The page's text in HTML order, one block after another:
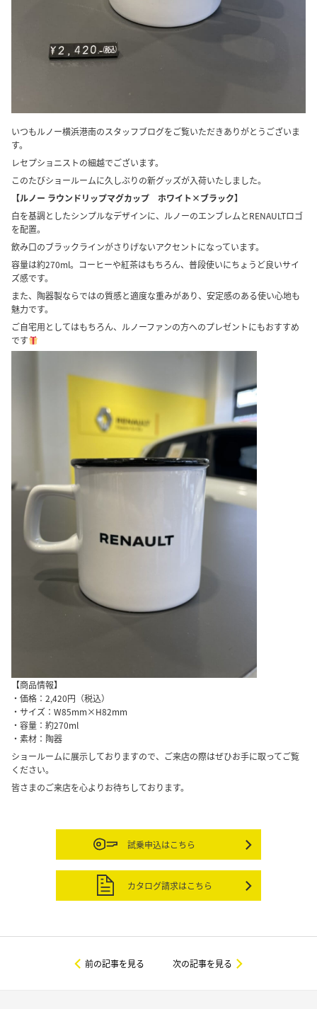
いつもルノー横浜港南のスタッフブログをご覧いただきありがとうございま
す。
レセプショニストの細越でございます。
このたびショールームに久しぶりの新グッズが入荷いたしました。
【ルノー ラウンドリップマグカップ ホワイト×ブラック】
白を基調としたシンプルなデザインに、ルノーのエンブレムとRENAULTロゴ
を配置。
飲み口のブラックラインがさりげないアクセントになっています。
容量は約270ml。コーヒーや紅茶はもちろん、普段使いにちょうど良いサイ
ズ感です。
また、陶器製ならではの質感と適度な重みがあり、安定感のある使い心地も
魅力です。
ご自宅用としてはもちろん、ルノーファンの方へのプレゼントにもおすすめ
です
【商品情報】
・価格：2,420円（税込）
・サイズ：W85mm×H82mm
・容量：約270ml
・素材：陶器
ショールームに展示しておりますので、ご来店の際はぜひお手に取ってご覧
ください。
皆さまのご来店を心よりお待ちしております。
試乗申込はこちら
カタログ請求はこちら
前の記事を見る 次の記事を見る